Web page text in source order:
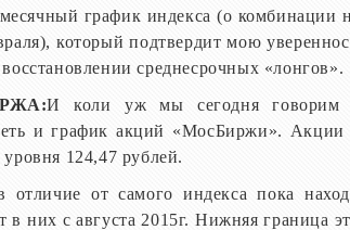
график индекса (о комбинации
который подтвердит мою
среднесрочных «лонгов».
И коли уж мы сегодня говорим
и график акций «МосБиржи».
уровня 124,47 рублей.
отличие от самого индекса пока
в них с августа 2015г. Нижняя граница